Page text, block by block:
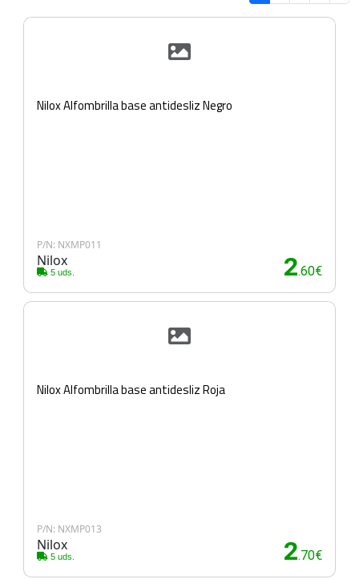
Nilox Alfombrilla base antidesliz Negro
P/N: NXMP011
Nilox
5 uds. 2.60€
Nilox Alfombrilla base antidesliz Roja
P/N: NXMP013
Nilox
5 uds. 2.70€